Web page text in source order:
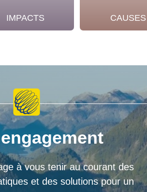
IMPACTS CAUSES
à vous tenir au courant des
et des solutions pour un